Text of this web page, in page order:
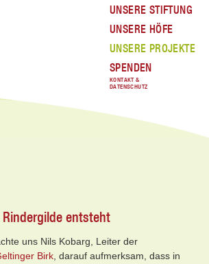
UNSERE STIFTUNG
UNSERE HÖFE
UNSERE PROJEKTE
SPENDEN
KONTAKT &
DATENSCHUTZ
entsteht
uns Nils Kobarg, Leiter der
Birk, darauf aufmerksam, dass in